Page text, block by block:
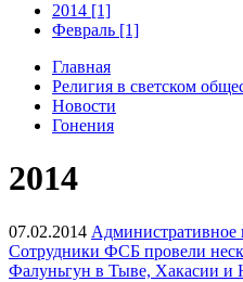
2014 [1]
Февраль [1]
Главная
Религия в светском
Новости
Гонения
2014
07.02.2014 Административное
Сотрудники ФСБ провели
Фалуньгун в Тыве, Хакасии и